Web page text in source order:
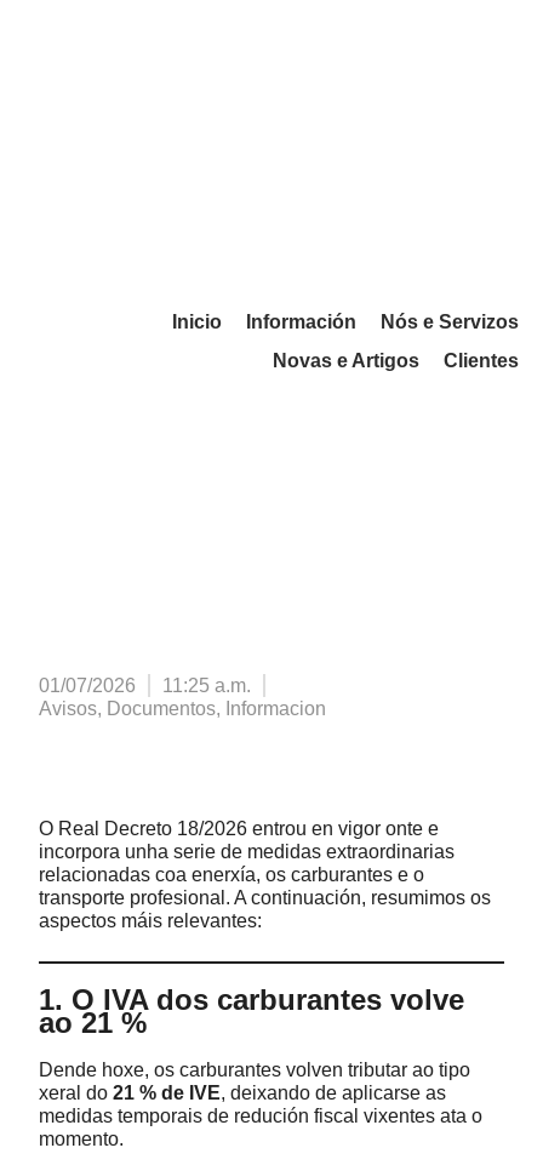
Inicio Información
Nós e Servizos
Novas e Artigos
Clientes
01/07/2026
11:25 a.m.
Avisos, Documentos, Informacion
O Real Decreto 18/2026 entrou en vigor onte e
incorpora unha serie de medidas extraordinarias
relacionadas coa enerxía, os carburantes e o
transporte profesional. A continuación, resumimos os
aspectos máis relevantes:
1. O IVA dos carburantes volve
ao 21 %
Dende hoxe, os carburantes volven tributar ao tipo
xeral do 21 % de IVE, deixando de aplicarse as
medidas temporais de redución fiscal vixentes ata o
momento.